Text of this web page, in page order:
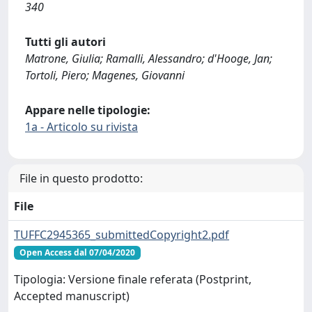
340
Tutti gli autori
Matrone, Giulia; Ramalli, Alessandro; d'Hooge, Jan;
Tortoli, Piero; Magenes, Giovanni
Appare nelle tipologie:
1a - Articolo su rivista
File in questo prodotto:
File
TUFFC2945365_submittedCopyright2.pdf
Open Access dal 07/04/2020
Tipologia: Versione finale referata (Postprint,
Accepted manuscript)